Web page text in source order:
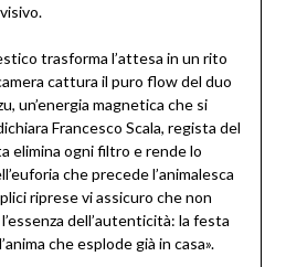
trasforma l’attesa in un rito
cattura il puro flow del duo
un’energia magnetica che si
Francesco Scala, regista del
elimina ogni filtro e rende lo
che precede l’animalesca
riprese vi assicuro che non
dell’autenticità: la festa
che esplode già in casa».